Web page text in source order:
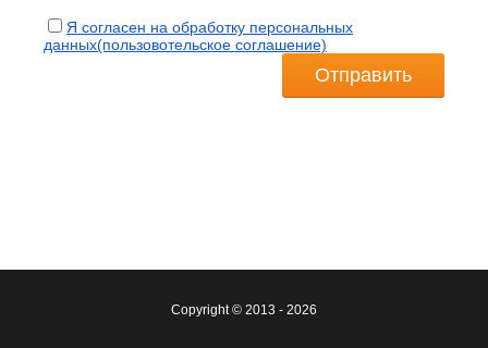
Я согласен на обработку персональных
данных(пользовотельское соглашение)
Отправить
Copyright © 2013 - 2026